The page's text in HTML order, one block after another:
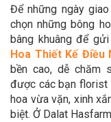
Để những ngày
chọn những bông
bâng khuâng để
Hoa Thiết Kế Điều
bền cao, dễ chăm
được các bạn florist
hoa vừa vặn, xinh
biệt. Ở Dalat